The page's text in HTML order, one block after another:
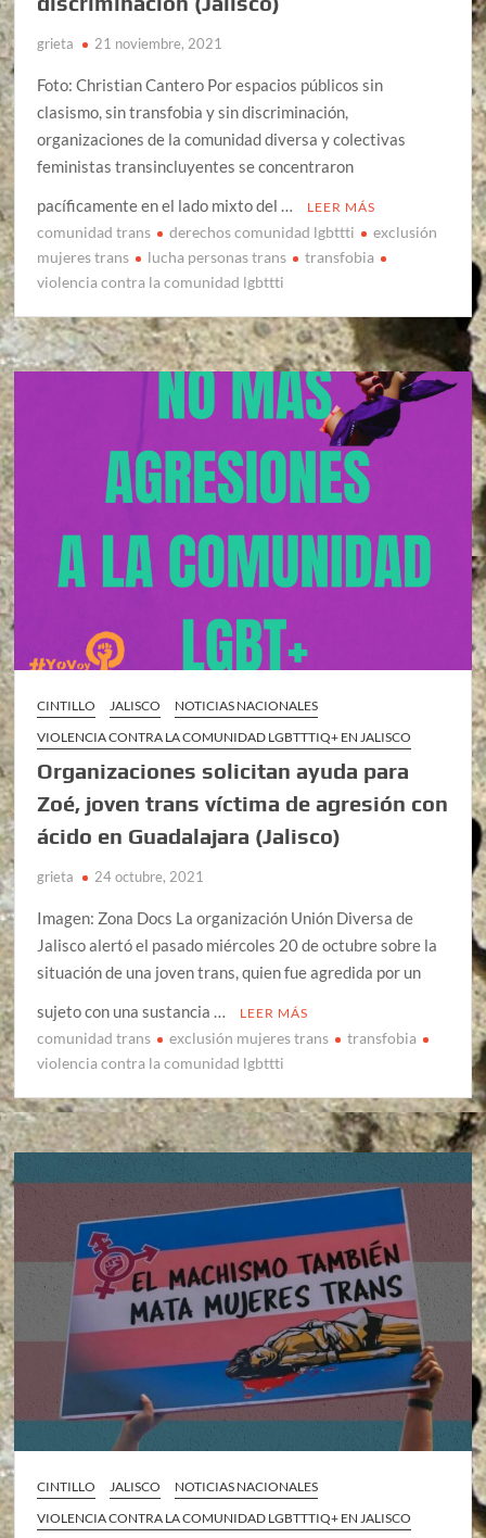
grieta 21 noviembre, 2021
Foto: Christian Cantero Por espacios públicos sin
clasismo, sin transfobia y sin discriminación,
organizaciones de la comunidad diversa y colectivas
feministas transincluyentes se concentraron
pacíficamente en el lado mixto del …
LEER MÁS
comunidad trans derechos comunidad lgbttti
exclusión
mujeres trans
lucha personas trans
transfobia
violencia contra la comunidad lgbttti
CINTILLO JALISCO
NOTICIAS NACIONALES
VIOLENCIA CONTRA LA COMUNIDAD LGBTTTIQ+ EN JALISCO
Organizaciones solicitan ayuda para
Zoé, joven trans víctima de agresión con
ácido en Guadalajara (Jalisco)
grieta 24 octubre, 2021
Imagen: Zona Docs La organización Unión Diversa de
Jalisco alertó el pasado miércoles 20 de octubre sobre la
situación de una joven trans, quien fue agredida por un
sujeto con una sustancia …
LEER MÁS
comunidad trans exclusión mujeres trans
transfobia
violencia contra la comunidad lgbttti
CINTILLO JALISCO
NOTICIAS NACIONALES
VIOLENCIA CONTRA LA COMUNIDAD LGBTTTIQ+ EN JALISCO